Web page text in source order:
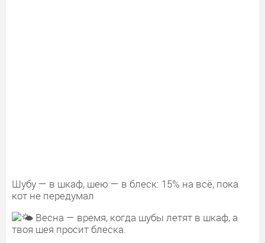
Шубу — в шкаф, шею — в блеск: 15% на всё, пока
кот не передумал
Весна — время, когда шубы летят в шкаф, а
твоя шея просит блеска.